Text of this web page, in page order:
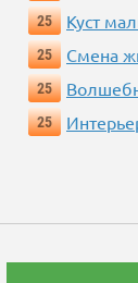
25
Куст
25
Смена
25
25